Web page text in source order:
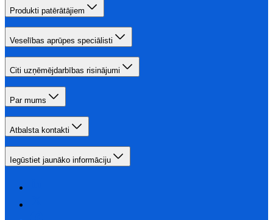
Produkti patērātājiem
Veselības aprūpes speciālisti
Citi uzņēmējdarbības risinājumi
Par mums
Atbalsta kontakti
Iegūstiet jaunāko informāciju